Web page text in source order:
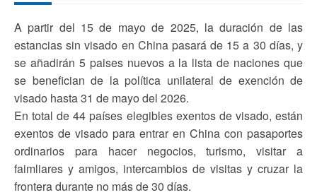
A partir del 15 de mayo de 2025, la duración de las
estancias sin visado en China pasará de 15 a 30 días, y
se añadirán 5 paises nuevos a la lista de naciones que
se benefician de la política unilateral de exención de
visado hasta 31 de mayo del 2026.
En total de 44 países elegibles exentos de visado, están
exentos de visado para entrar en China con pasaportes
ordinarios para hacer negocios, turismo, visitar a
faimliares y amigos, intercambios de visitas y cruzar la
frontera durante no más de 30 días.